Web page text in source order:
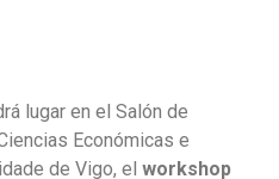
lugar en el Salón de
Económicas e
de Vigo, el workshop